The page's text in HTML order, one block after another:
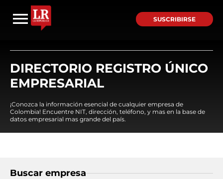
SUSCRIBIRSE
DIRECTORIO REGISTRO ÚNICO
EMPRESARIAL
¡Conozca la información esencial de cualquier empresa de
Colombia! Encuentre NIT, dirección, teléfono, y mas en la base de
datos empresarial mas grande del país.
Buscar empresa